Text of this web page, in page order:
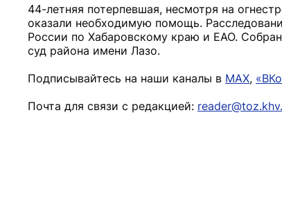
44-летняя потерпевшая, несмотря на
оказали необходимую помощь.
России по Хабаровскому краю и ЕАО.
суд района имени Лазо.
Подписывайтесь на наши каналы в MAX,
Почта для связи с редакцией: